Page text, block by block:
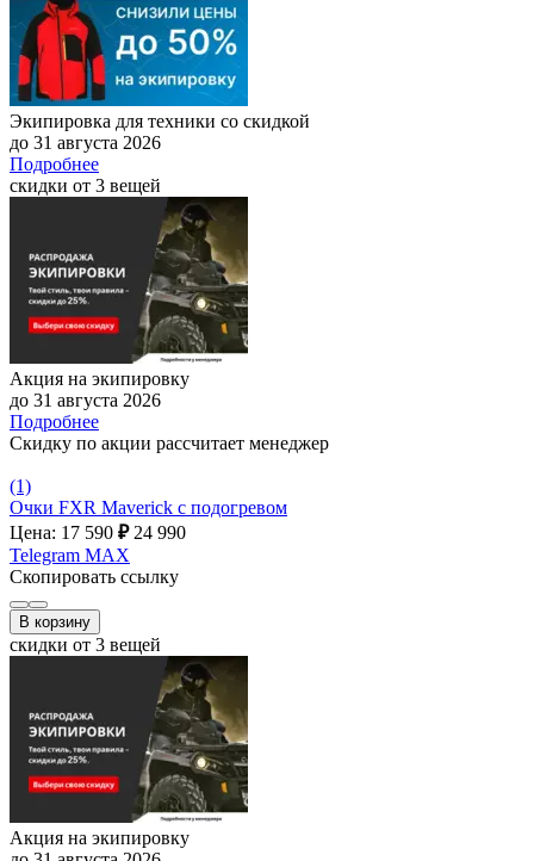
Экипировка для техники со скидкой
до 31 августа 2026
Подробнее
скидки от 3 вещей
Акция на экипировку
до 31 августа 2026
Подробнее
Скидку по акции рассчитает менеджер
(1)
Очки FXR Maverick с подогревом
Цена: 17 590 ₽ 24 990
Telegram MAX
Скопировать ссылку
В корзину
скидки от 3 вещей
Акция на экипировку